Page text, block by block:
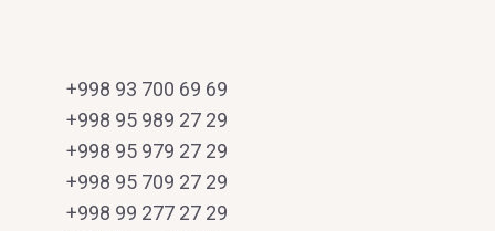
+998 93 700 69 69
+998 95 989 27 29
+998 95 979 27 29
+998 95 709 27 29
+998 99 277 27 29